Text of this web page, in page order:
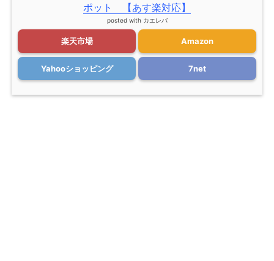
ポット 【あす楽対応】
posted with カエレバ
楽天市場 Amazon
Yahooショッピング 7net